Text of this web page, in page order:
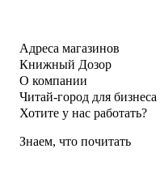
Адреса магазинов
Книжный Дозор
О компании
Читай-город для бизнеса
Хотите у нас работать?
Знаем, что почитать